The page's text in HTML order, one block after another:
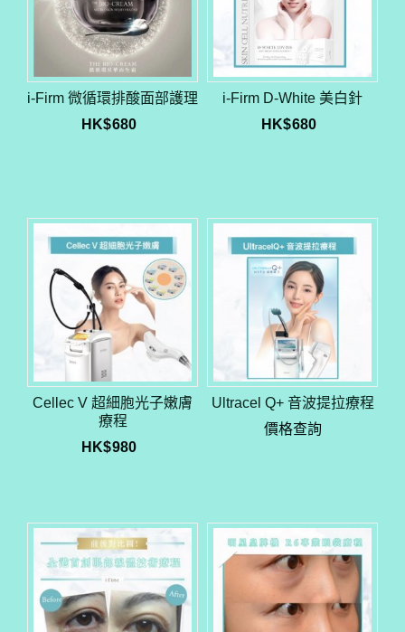
i-Firm 微循環排酸面部護理
HK$680
i-Firm D-White 美白針
HK$680
Cellec V 超細胞光子嫩膚
療程
HK$980
Ultracel Q+ 音波提拉療程
價格查詢